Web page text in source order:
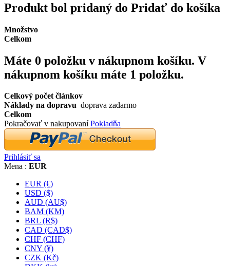
Produkt bol pridaný do Pridať do košíka
Množstvo
Celkom
Máte 0 položku v nákupnom košíku. V
nákupnom košíku máte 1 položku.
Celkový počet článkov
Náklady na dopravu doprava zadarmo
Celkom
Pokračovať v nakupovaníPokladňa
Prihlásiť sa
Mena : EUR
EUR (€)
USD ($)
AUD (AU$)
BAM (KM)
BRL (R$)
CAD (CAD$)
CHF (CHF)
CNY (¥)
CZK (Kč)